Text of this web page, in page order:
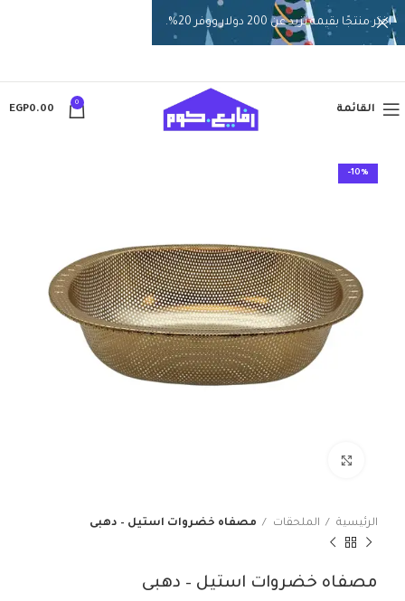
القائمة
0
EGP0.00
-10%
الرئيسية الملحقات مصفاه خضروات استيل – دهبى
مصفاه خضروات استيل – دهبى
اختر منتجًا بقيمة تزيد عن 200 دولار ووفر 20%.